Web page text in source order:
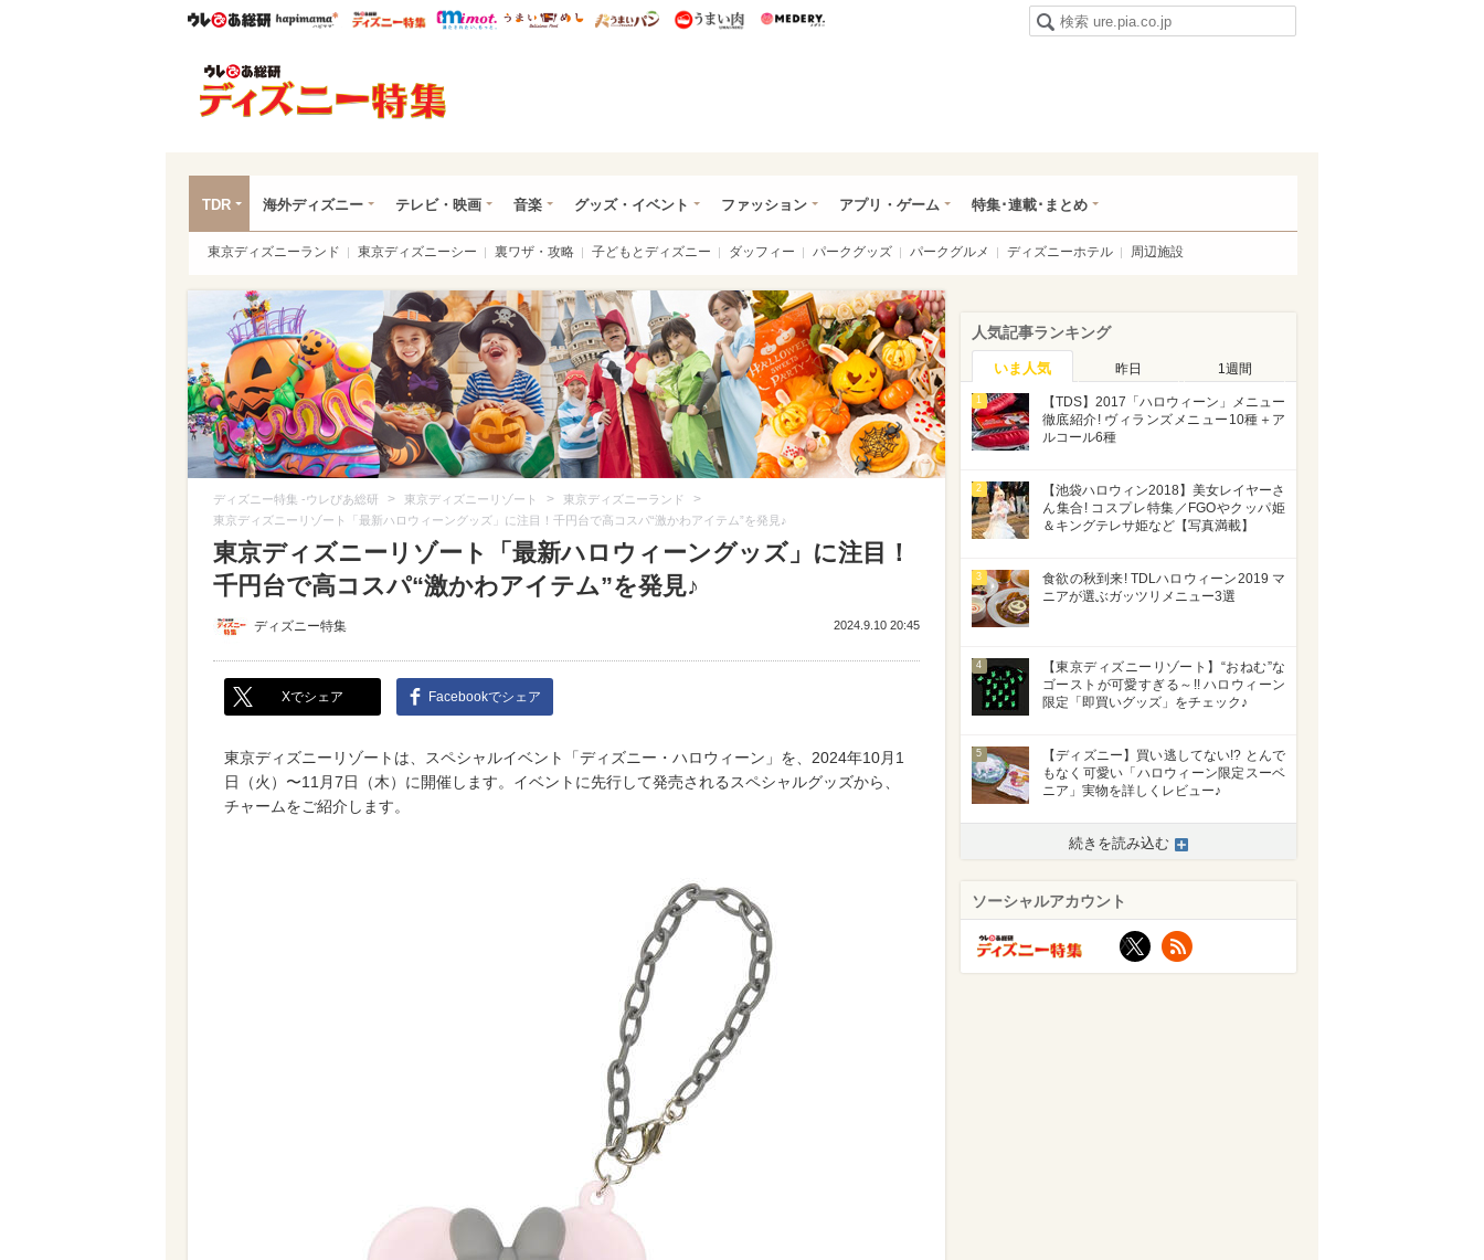
ウレぴあ総研ハピママ* ウレぴあ総研 ディズニー特集
mimot. うまいめし うまいパン うまい肉
TDR 海外ディズニー テレビ・映画 音楽 グッズ・イベント ファッション アプリ・ゲーム 特集･連載･まとめ
東京ディズニーランド 東京ディズニーシー 裏ワザ・攻略 子どもとディズニー ダッフィー パークグッズ パークグルメ ディズニーホテル 周辺施設
ディズニー特集 -ウレぴあ総研 > 東京ディズニーリゾート > 東京ディズニーランド >
東京ディズニーリゾート「最新ハロウィーングッズ」に注目！千円台で高コスパ“激かわアイテム”を発見♪
東京ディズニーリゾート「最新ハロウィーングッズ」に注目！
千円台で高コスパ“激かわアイテム”を発見♪
ディズニー特集 2024.9.10 20:45
Xでシェア Facebookでシェア
東京ディズニーリゾートは、スペシャルイベント「ディズニー・ハロウィーン」を、2024年10月1
日（火）〜11月7日（木）に開催します。イベントに先行して発売されるスペシャルグッズから、
チャームをご紹介します。
人気記事ランキング
いま人気 昨日 1週間
1
【TDS】2017「ハロウィーン」メニュー
徹底紹介! ヴィランズメニュー10種＋ア
ルコール6種
2
【池袋ハロウィン2018】美女レイヤーさ
ん集合! コスプレ特集／FGOやクッパ姫
＆キングテレサ姫など【写真満載】
3
食欲の秋到来! TDLハロウィーン2019 マ
ニアが選ぶガッツリメニュー3選
4
【東京ディズニーリゾート】“おねむ”な
ゴーストが可愛すぎる～!! ハロウィーン
限定「即買いグッズ」をチェック♪
5
【ディズニー】買い逃してない!? とんで
もなく可愛い「ハロウィーン限定スーベ
ニア」実物を詳しくレビュー♪
続きを読み込む
ソーシャルアカウント
X